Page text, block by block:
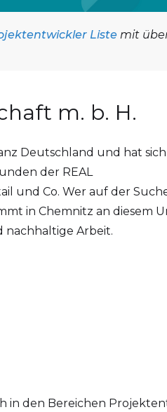
Listemit
m. b. H.
Deutschland und hat
der REAL
und Co. Wer auf der
in Chemnitz an diesem
nachhaltige Arbeit.
in den Bereichen